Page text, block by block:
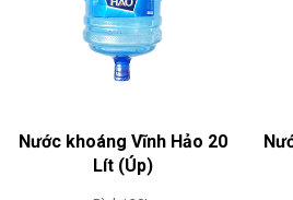
Nước khoáng Vĩnh Hảo 20
Lít (Úp)